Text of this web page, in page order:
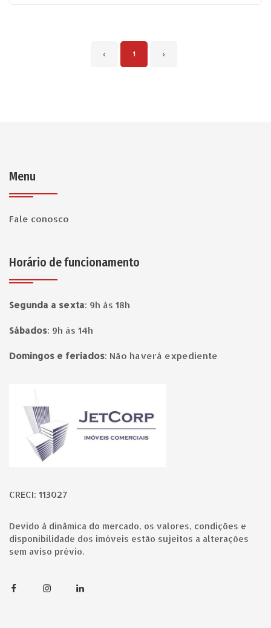
‹ 1 ›
Menu
Fale conosco
Horário de funcionamento
Segunda a sexta: 9h às 18h
Sábados: 9h às 14h
Domingos e feriados: Não haverá expediente
CRECI: 113027
Devido à dinâmica do mercado, os valores, condições e
disponibilidade dos imóveis estão sujeitos a alterações
sem aviso prévio.
FacebookInstagramLinkedin